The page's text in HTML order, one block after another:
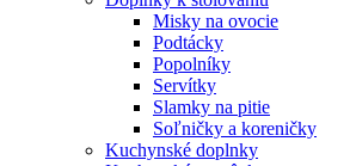
Misky na ovocie
Podtácky
Popolníky
Servítky
Slamky na pitie
Soľničky a koreničky
Kuchynské doplnky